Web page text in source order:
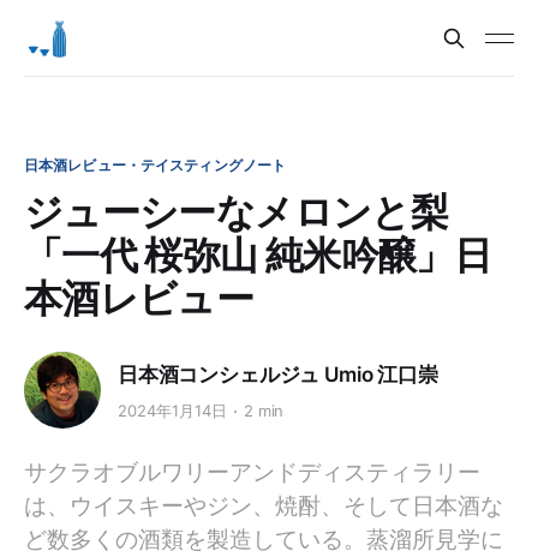
日本酒レビュー・テイスティングノート
ジューシーなメロンと梨
「一代 桜弥山 純米吟醸」日
本酒レビュー
日本酒コンシェルジュ Umio 江口崇
2024年1月14日 2 min
サクラオブルワリーアンドディスティラリー
は、ウイスキーやジン、焼酎、そして日本酒な
ど数多くの酒類を製造している。蒸溜所見学に